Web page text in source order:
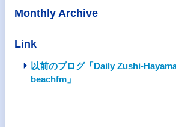
Monthly Archive
Link
以前のブログ「Daily Zushi-
beachfm」